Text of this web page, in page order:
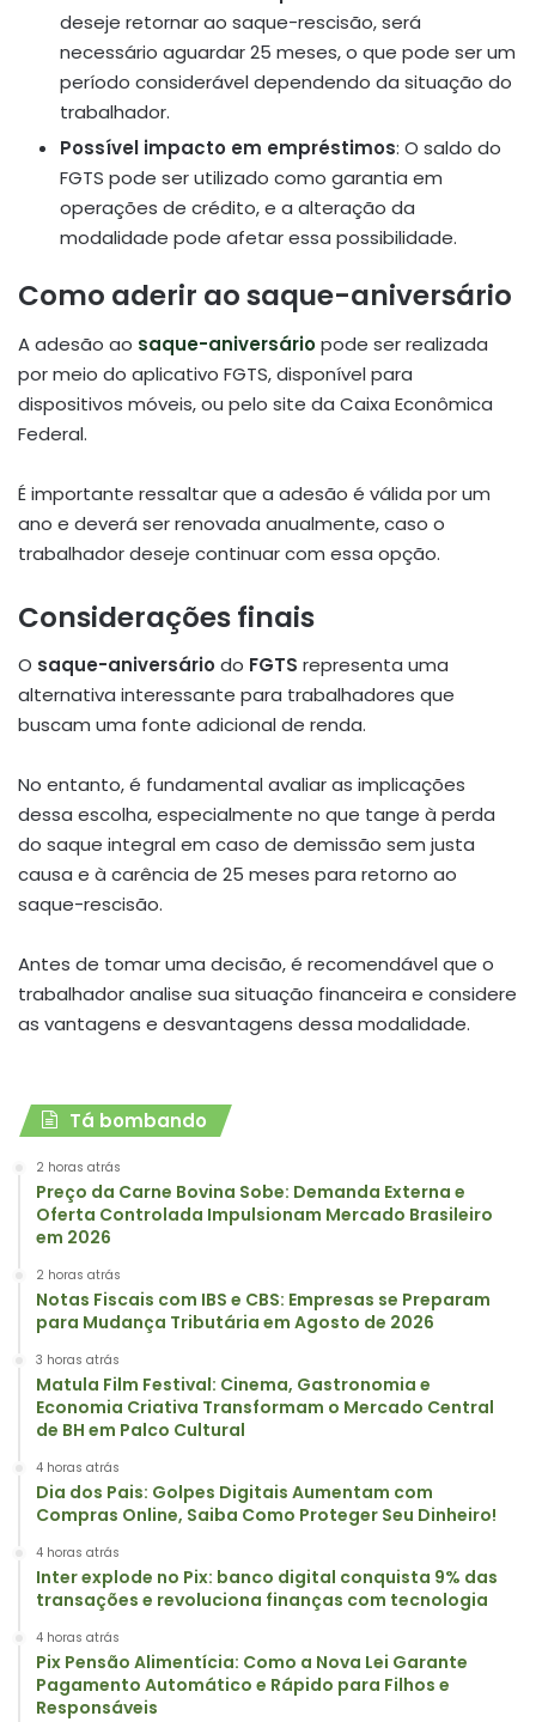
deseje retornar ao saque-rescisão, será
necessário aguardar 25 meses, o que pode ser um
período considerável dependendo da situação do
trabalhador.
Possível impacto em empréstimos: O saldo do
FGTS pode ser utilizado como garantia em
operações de crédito, e a alteração da
modalidade pode afetar essa possibilidade.
Como aderir ao saque-aniversário
A adesão ao saque-aniversáriopode ser realizada
por meio do aplicativo FGTS, disponível para
dispositivos móveis, ou pelo site da Caixa Econômica
Federal.
É importante ressaltar que a adesão é válida por um
ano e deverá ser renovada anualmente, caso o
trabalhador deseje continuar com essa opção.
Considerações finais
O saque-aniversário do FGTS representa uma
alternativa interessante para trabalhadores que
buscam uma fonte adicional de renda.
No entanto, é fundamental avaliar as implicações
dessa escolha, especialmente no que tange à perda
do saque integral em caso de demissão sem justa
causa e à carência de 25 meses para retorno ao
saque-rescisão.
Antes de tomar uma decisão, é recomendável que o
trabalhador analise sua situação financeira e considere
as vantagens e desvantagens dessa modalidade.
Tá bombando
2 horas atrás
Preço da Carne Bovina Sobe: Demanda Externa e
Oferta Controlada Impulsionam Mercado Brasileiro
em 2026
2 horas atrás
Notas Fiscais com IBS e CBS: Empresas se Preparam
para Mudança Tributária em Agosto de 2026
3 horas atrás
Matula Film Festival: Cinema, Gastronomia e
Economia Criativa Transformam o Mercado Central
de BH em Palco Cultural
4 horas atrás
Dia dos Pais: Golpes Digitais Aumentam com
Compras Online, Saiba Como Proteger Seu Dinheiro!
4 horas atrás
Inter explode no Pix: banco digital conquista 9% das
transações e revoluciona finanças com tecnologia
4 horas atrás
Pix Pensão Alimentícia: Como a Nova Lei Garante
Pagamento Automático e Rápido para Filhos e
Responsáveis